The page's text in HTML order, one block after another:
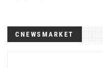
CNEWSMARKET